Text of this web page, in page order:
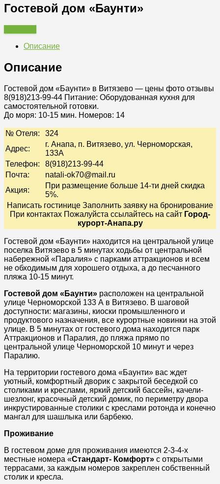
Гостевой дом «Баунти»
Описание
Описание
Гостевой дом «Баунти» в Витязево — цены фото отзывы
8(918)213-99-44 Питание: Оборудованная кухня для
самостоятельной готовки.
До моря: 10-15 мин. Номеров: 14
№ Отеля:
324
Адрес:
г. Анапа, п. Витязево, ул. Черноморская,
133А
Телефон:
8(918)213-99-44
Почта:
natali-ok70@mail.ru
Акция:
При размещение больше 14-ти дней скидка
5%.
Написать гостинице Заполнить заявку на бронирование
При контактах Пожалуйста ссылайтесь на сайт Город-
курорт-Анапа.ру
Гостевой дом «Баунти» находится на центральной улице
поселка Витязево в 5 минутах ходьбы от центральной
набережной «Паралия» с парками аттракционов и всем
не обходимым для хорошего отдыха, а до песчанного
пляжа 10-15 минут.
Гостевой дом «Баунти» расположен на центральной
улице Черноморской 133 А в Витязево. В шаговой
доступности: магазины, киоски промышленного и
продуктового назначения, все курортные новинки на этой
улице. В 5 минутах от гостевого дома находится парк
Аттракционов и Паралия, до пляжа прямо по
центральной улице Черноморской 10 минут и через
Паралию.
На территории гостевого дома «Баунти» вас ждет
уютный, комфортный дворик с закрытой беседкой со
столиками и креслами, яркий детский бассейн, качели-
шезлонг, красочный детский домик, по периметру двора
инкрустированные столики с креслами ротонда и конечно
мангал для шашлыка или барбекю.
Проживание
В гостевом доме для проживания имеются 2-3-4-х
местные номера «Стандарт- Комфорт» с открытыми
террасами, за каждым номеров закреплен собственный
столик и кресла.